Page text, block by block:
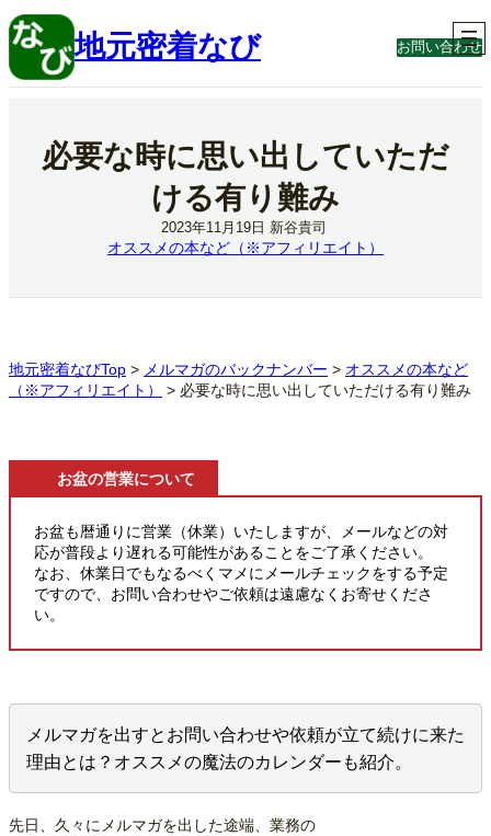
内
容
ス
地元密着なび お問い合わせ
必要な時に思い出していただ
ける有り難み
2023年11月19日 新谷貴司
オススメの本など（※アフィリエイト）
地元密着なびTop > メルマガのバックナンバー > オススメの本など
（※アフィリエイト）
> 必要な時に思い出していただける有り難み
お盆の営業について
お盆も暦通りに営業（休業）いたしますが、メールなどの対
応が普段より遅れる可能性があることをご了承ください。
なお、休業日でもなるべくマメにメールチェックをする予定
ですので、お問い合わせやご依頼は遠慮なくお寄せくださ
い。
メルマガを出すとお問い合わせや依頼が立て続けに来た
理由とは？オススメの魔法のカレンダーも紹介。
先日、久々にメルマガを出した途端、業務の